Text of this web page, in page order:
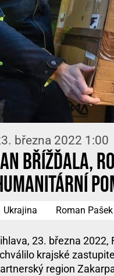
března 2022 1:00
Břížďala,
Ukrajina Roman Pašek
23. března 2022,
krajské
region